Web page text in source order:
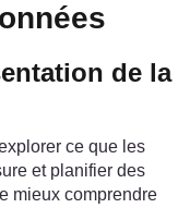
de la
ce que les
et planifier des
mieux comprendre